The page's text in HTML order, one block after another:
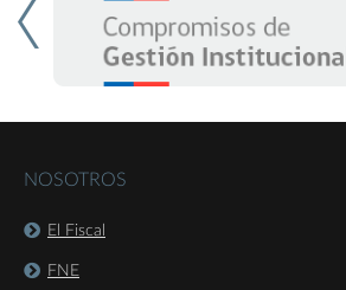
NOSOTROS
El Fiscal
FNE